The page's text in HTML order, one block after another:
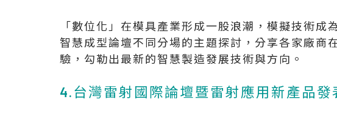
「數位化」在模具產業形成一股浪潮，模擬技術成
智慧成型論壇不同分場的主題探討，分享各家廠商
驗，勾勒出最新的智慧製造發展技術與方向。
4.台灣雷射國際論壇暨雷射應用新產品發